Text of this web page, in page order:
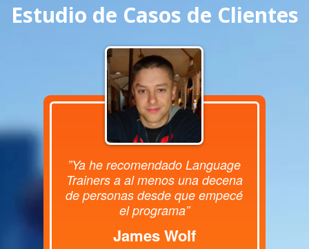
Estudio de Casos de Clientes
”Ya he recomendado Language
Trainers a al menos una decena
de personas desde que empecé
el programa”
James Wolf